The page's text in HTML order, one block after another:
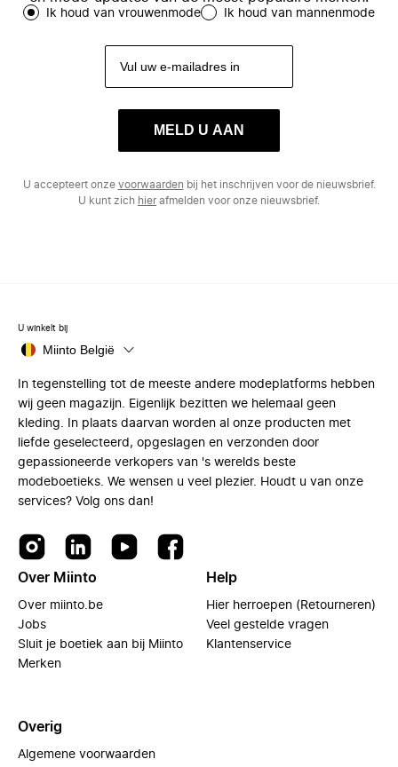
Ik houd van vrouwenmode Ik houd van mannenmode
MELD U AAN
U accepteert onze voorwaarden bij het inschrijven voor de nieuwsbrief.
U kunt zich hierafmelden voor onze nieuwsbrief.
U winkelt bij
Miinto België
In tegenstelling tot de meeste andere modeplatforms hebben
wij geen magazijn. Eigenlijk bezitten we helemaal geen
kleding. In plaats daarvan worden al onze producten met
liefde geselecteerd, opgeslagen en verzonden door
gepassioneerde verkopers van 's werelds beste
modeboetieks. We wensen u veel plezier. Houdt u van onze
services? Volg ons dan!
Over Miinto
Over miinto.be
Jobs
Sluit je boetiek aan bij Miinto
Merken
Help
Hier herroepen (Retourneren)
Veel gestelde vragen
Klantenservice
Overig
Algemene voorwaarden